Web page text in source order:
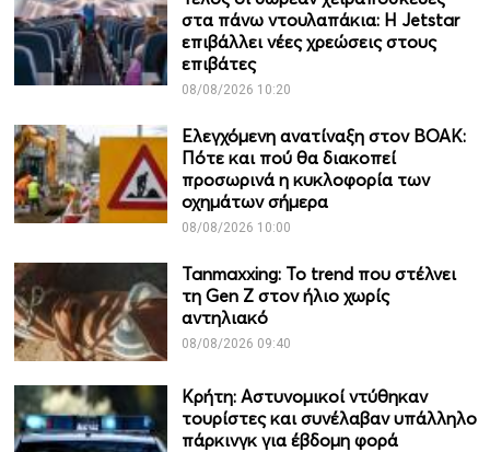
στα πάνω ντουλαπάκια: Η Jetstar
επιβάλλει νέες χρεώσεις στους
επιβάτες
08/08/2026 10:20
Ελεγχόμενη ανατίναξη στον ΒΟΑΚ:
Πότε και πού θα διακοπεί
προσωρινά η κυκλοφορία των
οχημάτων σήμερα
08/08/2026 10:00
Tanmaxxing: To trend που στέλνει
τη Gen Z στον ήλιο χωρίς
αντηλιακό
08/08/2026 09:40
Κρήτη: Αστυνομικοί ντύθηκαν
τουρίστες και συνέλαβαν υπάλληλο
πάρκινγκ για έβδομη φορά